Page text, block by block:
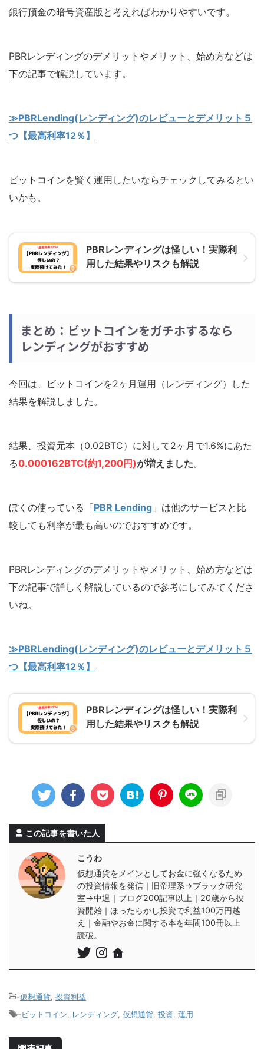
銀行預金の暗号資産版と考えればわかりやすいです。
PBRレンディングのデメリットやメリット、始め方などは
下の記事で解説しています。
≫PBRLending(レンディング)のレビューとデメリット５
つ【最高利率12％】
ビットコインを賢く運用したいならチェックしてみるとい
いかも。
PBRレンディングは怪しい！実際利
用した結果やリスクも解説
まとめ：ビットコインをガチホするなら
レンディングがおすすめ
今回は、ビットコインを2ヶ月運用（レンディング）した
結果を解説しました。
結果、投資元本（0.02BTC）に対して2ヶ月で1.6%にあた
る0.000162BTC(約1,200円)が増えました。
ぼくの使っている「PBR Lending 」は他のサービスと比
較しても利率が最も高いのでおすすめです。
PBRレンディングのデメリットやメリット、始め方などは
下の記事で詳しく解説しているので参考にしてみてくださ
いね。
≫PBRLending(レンディング)のレビューとデメリット５
つ【最高利率12％】
PBRレンディングは怪しい！実際利
用した結果やリスクも解説
この記事を書いた人
こうわ
仮想通貨をメインとしてお金に強くなるため
の投資情報を発信｜旧帝理系→ブラック研究
室→中退｜ブログ200記事以上｜20歳から投
資開始｜ほったらかし投資で利益100万円越
え｜金融やお金に関する本を年間100冊以上
読破。
-仮想通貨, 投資利益
-ビットコイン, レンディング, 仮想通貨, 投資, 運用